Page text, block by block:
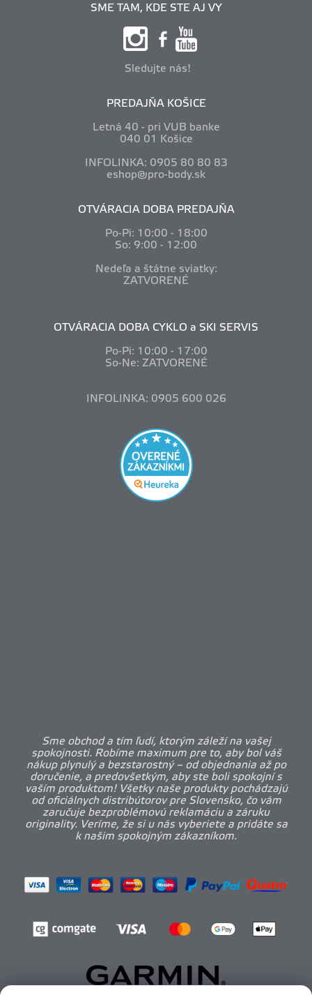
SME TAM, KDE STE AJ VY
Sledujte nás!
PREDAJŇA KOŠICE
Letná 40 - pri VUB banke
040 01 Košice
INFOLINKA: 0905 80 80 83
eshop@pro-body.sk
OTVÁRACIA DOBA PREDAJŇA
Po-Pi: 10:00 - 18:00
So: 9:00 - 12:00
Nedeľa a štátne sviatky:
ZATVORENÉ
OTVÁRACIA DOBA CYKLO a SKI SERVIS
Po-Pi: 10:00 - 17:00
So-Ne: ZATVORENÉ
INFOLINKA: 0905 600 026
Sme obchod a tím ľudí, ktorým záleží na vašej
spokojnosti. Robíme maximum pre to, aby bol váš
nákup plynulý a bezstarostný – od objednania až po
doručenie, a predovšetkým, aby ste boli spokojní s
vaším produktom! Všetky naše produkty pochádzajú
od oficiálnych distribútorov pre Slovensko, čo vám
zaručuje bezproblémovú reklamáciu a záruku
originality. Veríme, že si u nás vyberiete a pridáte sa
k našim spokojným zákazníkom.